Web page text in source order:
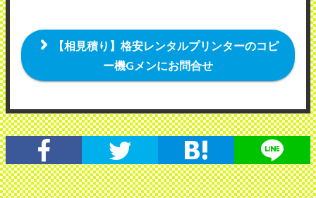
【相見積り】格安レンタルプリンターのコピ
ー機Gメンにお問合せ